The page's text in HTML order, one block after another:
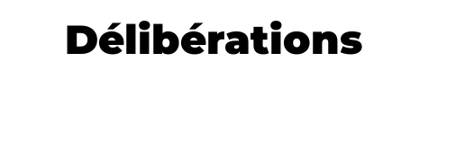
Délibérations